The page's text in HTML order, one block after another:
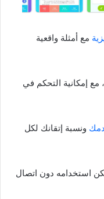
مع أمثلة واقعية
إمكانية التحكم في
ونسبة إتقانك لكل
استخدامه دون اتصال